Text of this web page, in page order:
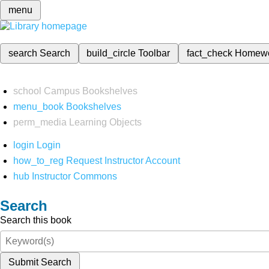
menu
search Search build_circleToolbar fact_check
school Campus Bookshelves
menu_book Bookshelves
perm_media
Learning Objects
login Login
how_to_reg Request Instructor Account
hub Instructor Commons
Search
Search this book
Submit Search